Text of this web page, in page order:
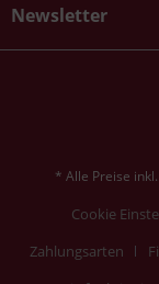
Newsletter
* Alle Preise
Cookie
Zahlungsarten